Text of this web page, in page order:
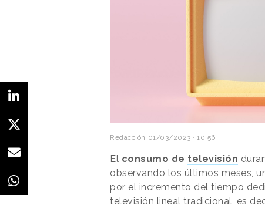
Redacción 01/03/2023 · 10:56
El consumo de televisión
observando los últimos meses,
por el incremento del tiempo
televisión lineal tradicional, es